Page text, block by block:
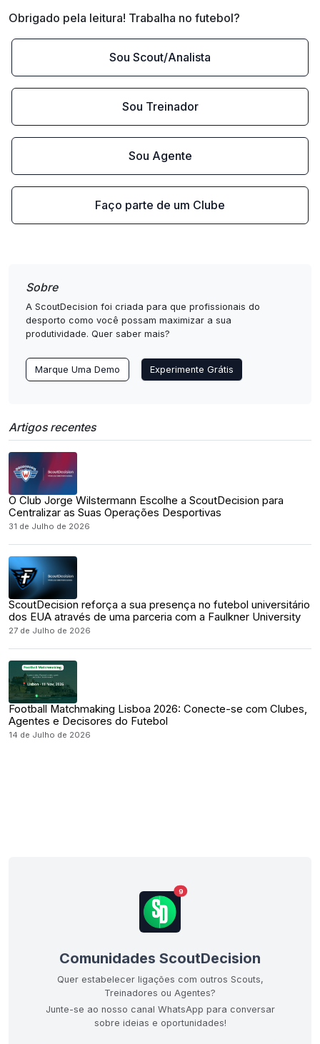
Obrigado pela leitura! Trabalha no futebol?
Sou Scout/Analista
Sou Treinador
Sou Agente
Faço parte de um Clube
Sobre
A ScoutDecision foi criada para que profissionais do
desporto como você possam maximizar a sua
produtividade. Quer saber mais?
Marque Uma Demo Experimente Grátis
Artigos recentes
O Club Jorge Wilstermann Escolhe a ScoutDecision para
Centralizar as Suas Operações Desportivas
31 de Julho de 2026
ScoutDecision reforça a sua presença no futebol universitário
dos EUA através de uma parceria com a Faulkner University
27 de Julho de 2026
Football Matchmaking Lisboa 2026: Conecte-se com Clubes,
Agentes e Decisores do Futebol
14 de Julho de 2026
9
Comunidades ScoutDecision
Quer estabelecer ligações com outros Scouts,
Treinadores ou Agentes?
Junte-se ao nosso canal WhatsApp para conversar
sobre ideias e oportunidades!